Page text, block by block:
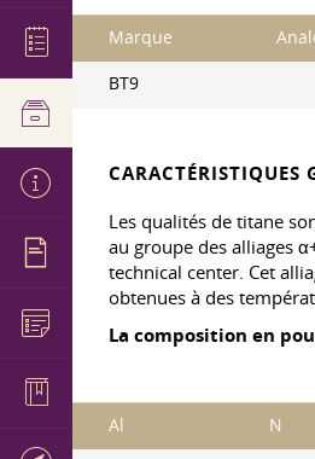
Marque
BT9
CARACTÉRISTIQUES
Les qualités de titane
au groupe des alliages
technical center. Cet
obtenues à des
La composition en
Al N